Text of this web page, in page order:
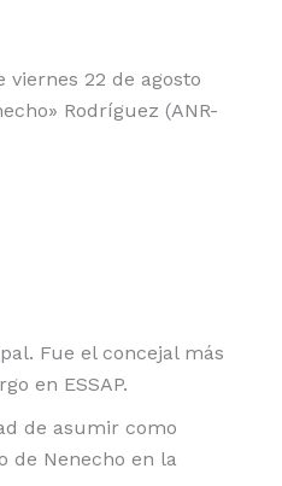
viernes 22 de agosto
Rodríguez (ANR-
Fue el concejal más
en ESSAP.
de asumir como
de Nenecho en la